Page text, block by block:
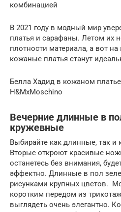
комбинацией
В 2021 году в модный мир
платья и сарафаны. Летом их
плотности материала, а вот
кожаные платья станут
Белла Хадид в кожаном
H&MxMoschino
Вечерние длинные в
кружевные
Выбирайте как длинные, так и
Вторые откроют красивые
останетесь без внимания,
эффектно. Длинные в пол
рисунками крупных цветов.
коротким передом из
выглядеть очень элегантно.